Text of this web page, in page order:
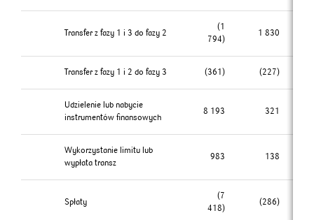
Transfer z fazy 1 i 3 do fazy 2
(1
794)
1 830
Transfer z fazy 1 i 2 do fazy 3 (361) (227)
Udzielenie lub nabycie
instrumentów finansowych
8 193 321
Wykorzystanie limitu lub
wypłata transz
983 138
Spłaty
(7
418)
(286)